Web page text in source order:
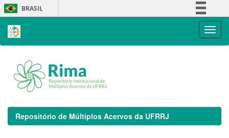
Skip
navigation
BRASIL
Repositório de Múltiplos Acervos da UFRRJ